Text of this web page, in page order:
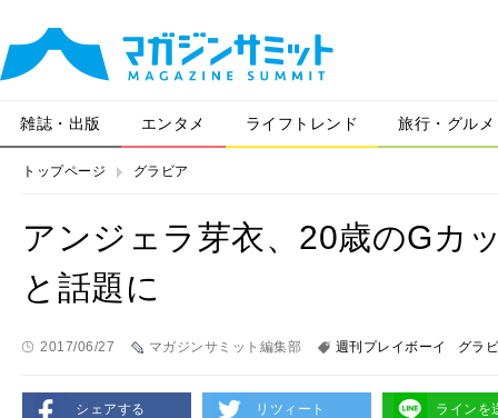
雑誌・出版 エンタメ ライフトレンド 旅行・グルメ
トップページ グラビア
アンジェラ芽衣、20歳のGカ
と話題に
2017/06/27 マガジンサミット編集部 週刊プレイボーイ グラ
シェアする リツィート ラインを